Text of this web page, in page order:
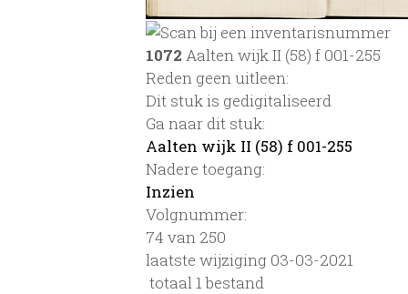
1072 Aalten wijk II (58) f 001-255
Reden geen uitleen:
Dit stuk is gedigitaliseerd
Ga naar dit stuk:
Aalten wijk II (58) f 001-255
Nadere toegang:
Inzien
Volgnummer:
74 van 250
laatste wijziging 03-03-2021
totaal 1 bestand